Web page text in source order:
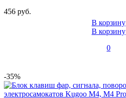
456 руб.
В корзину
В корзину
0
-35%